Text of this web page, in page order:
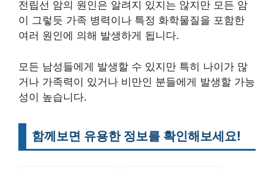
전립선 암의 원인은 알려지 있지는 않지만 모든 암
이 그렇듯 가족 병력이나 특정 화학물질을 포함한
여러 원인에 의해 발생하게 됩니다.
모든 남성들에게 발생할 수 있지만 특히 나이가 많
거나 가족력이 있거나 비만인 분들에게 발생할 가능
성이 높습니다.
함께보면 유용한 정보를 확인해보세요!